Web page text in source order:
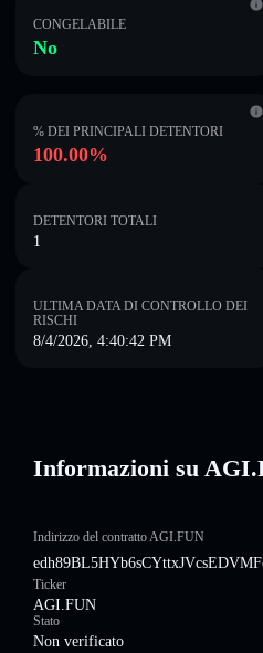
CONGELABILE
No
% DEI PRINCIPALI DETENTORI
100.00%
DETENTORI TOTALI
1
ULTIMA DATA DI CONTROLLO DEI
RISCHI
8/4/2026, 4:40:42 PM
Informazioni su
Indirizzo del contratto AGI.FUN
Ticker
AGI.FUN
Stato
Non verificato